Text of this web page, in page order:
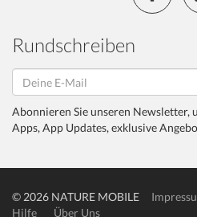
Rundschreiben
Abonnieren Sie unseren Newsletter,
Apps, App Updates, exklusive
© 2026 NATURE MOBILE
Hilfe
Über Uns